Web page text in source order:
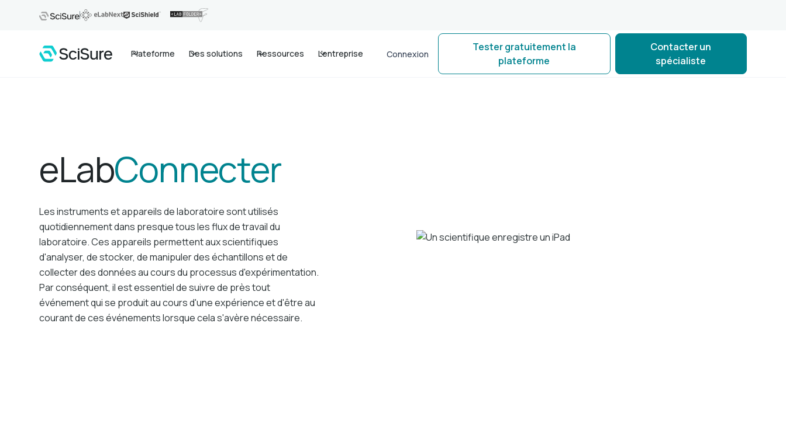
Plateforme Des solutions Ressources L'entreprise Connexion
Tester gratuitement la
plateforme
Contacter un
spécialiste
eLabConnecter
Les instruments et appareils de laboratoire sont utilisés
quotidiennement dans presque tous les flux de travail du
laboratoire. Ces appareils permettent aux scientifiques
d'analyser, de stocker, de manipuler des échantillons et de
collecter des données au cours du processus d'expérimentation.
Par conséquent, il est essentiel de suivre de près tout
événement qui se produit au cours d'une expérience et d'être au
courant de ces événements lorsque cela s'avère nécessaire.